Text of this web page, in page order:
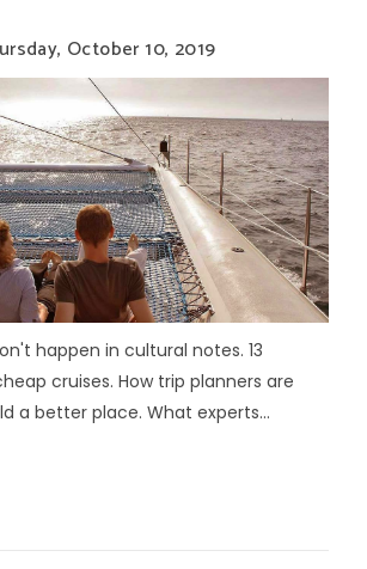
October 10, 2019
happen in cultural notes. 13
cruises. How trip planners are
a better place. What experts...